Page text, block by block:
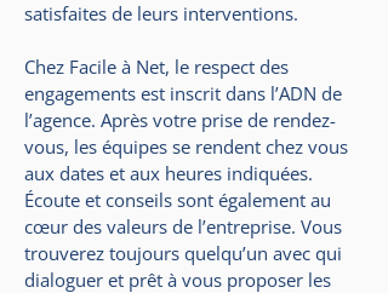
satisfaites de leurs interventions.
Chez Facile à Net, le respect des
engagements est inscrit dans l’ADN de
l’agence. Après votre prise de rendez-
vous, les équipes se rendent chez vous
aux dates et aux heures indiquées.
Écoute et conseils sont également au
cœur des valeurs de l’entreprise. Vous
trouverez toujours quelqu’un avec qui
dialoguer et prêt à vous proposer les